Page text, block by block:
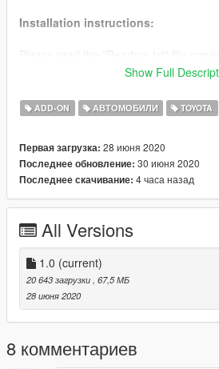
Installation instructions:
archive for installation instructions
Credits:
Original model:Supra Mk4 Turbo
Show Full
ADD-ON АВТОМОБИЛИ TOYOTA
Первая загрузка: 28 июня 2020
Последнее обновление: 30 июня 2020
Последнее скачивание: 4 часа назад
All Versions
1.0 (current)
20 643 загрузки , 67,5 МБ
28 июня 2020
8 комментариев